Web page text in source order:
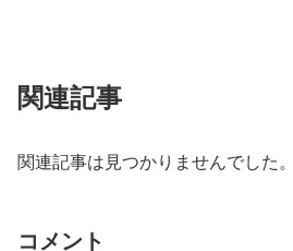
関連記事
関連記事は見つかりませんでした。
コメント